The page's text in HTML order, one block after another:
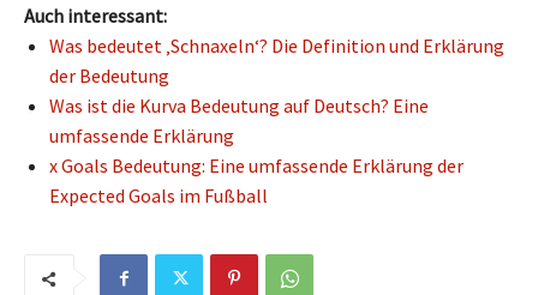
Auch interessant:
Was bedeutet ‚Schnaxeln‘? Die Definition und Erklärung
der Bedeutung
Was ist die Kurva Bedeutung auf Deutsch? Eine
umfassende Erklärung
x Goals Bedeutung: Eine umfassende Erklärung der
Expected Goals im Fußball